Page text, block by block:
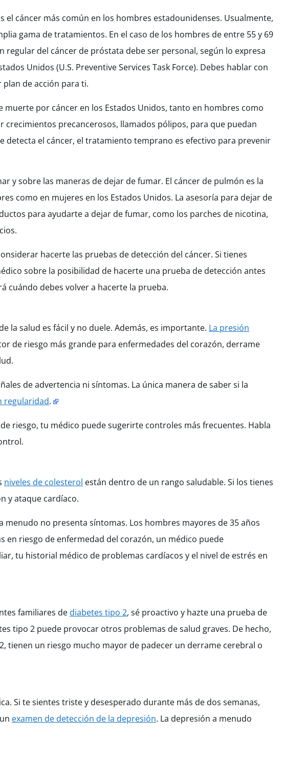
el cáncer más común en los hombres estadounidenses. Usualmente,
gama de tratamientos. En el caso de los hombres de entre 55 y 69
regular del cáncer de próstata debe ser personal, según lo expresa
Unidos (U.S. Preventive Services Task Force). Debes hablar con
de acción para ti.
muerte por cáncer en los Estados Unidos, tanto en hombres como
precancerosos, llamados pólipos, para que puedan
detecta el cáncer, el tratamiento temprano es efectivo para prevenir
y sobre las maneras de dejar de fumar. El cáncer de pulmón es la
como en mujeres en los Estados Unidos. La asesoría para dejar de
para ayudarte a dejar de fumar, como los parches de nicotina,
hacerte las pruebas de detección del cáncer. Si tienes
sobre la posibilidad de hacerte una prueba de detección antes
cuándo debes volver a hacerte la prueba.
la salud es fácil y no duele. Además, es importante. La presión
de riesgo más grande para enfermedades del corazón, derrame
de advertencia ni síntomas. La única manera de saber si la
regularidad.
riesgo, tu médico puede sugerirte controles más frecuentes. Habla
niveles de colesterol están dentro de un rango saludable. Si los tienes
y ataque cardíaco.
no presenta síntomas. Los hombres mayores de 35 años
en riesgo de enfermedad del corazón, un médico puede
tu historial médico de problemas cardíacos y el nivel de estrés en
familiares de diabetes tipo 2, sé proactivo y hazte una prueba de
tipo 2 puede provocar otros problemas de salud graves. De hecho,
tienen un riesgo mucho mayor de padecer un derrame cerebral o
Si te sientes triste y desesperado durante más de dos semanas,
examen de detección de la depresión. La depresión a menudo